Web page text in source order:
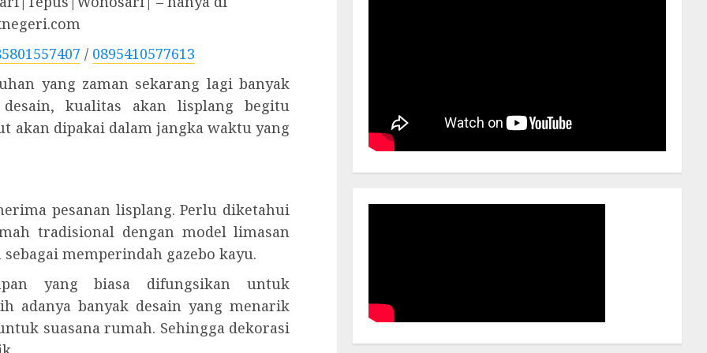
/ 0895410577613
yang zaman sekarang lagi banyak
kualitas akan lisplang begitu
akan dipakai dalam jangka waktu yang
pesanan lisplang. Perlu diketahui
tradisional dengan model limasan
memperindah gazebo kayu.
yang biasa difungsikan untuk
adanya banyak desain yang menarik
suasana rumah. Sehingga dekorasi